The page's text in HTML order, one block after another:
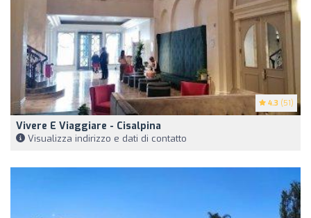
4.3 (51)
Vivere E Viaggiare - Cisalpina
Visualizza indirizzo e dati di contatto